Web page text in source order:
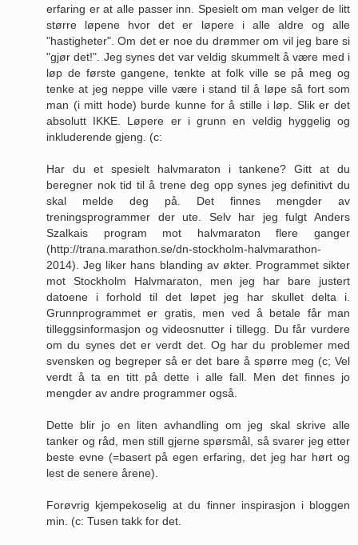
erfaring er at alle passer inn. Spesielt om man velger de litt
større løpene hvor det er løpere i alle aldre og alle
"hastigheter". Om det er noe du drømmer om vil jeg bare si
"gjør det!". Jeg synes det var veldig skummelt å være med i
løp de første gangene, tenkte at folk ville se på meg og
tenke at jeg neppe ville være i stand til å løpe så fort som
man (i mitt hode) burde kunne for å stille i løp. Slik er det
absolutt IKKE. Løpere er i grunn en veldig hyggelig og
inkluderende gjeng. (c:
Har du et spesielt halvmaraton i tankene? Gitt at du
beregner nok tid til å trene deg opp synes jeg definitivt du
skal melde deg på. Det finnes mengder av
treningsprogrammer der ute. Selv har jeg fulgt Anders
Szalkais program mot halvmaraton flere ganger
(http://trana.marathon.se/dn-stockholm-halvmarathon-
2014). Jeg liker hans blanding av økter. Programmet sikter
mot Stockholm Halvmaraton, men jeg har bare justert
datoene i forhold til det løpet jeg har skullet delta i.
Grunnprogrammet er gratis, men ved å betale får man
tilleggsinformasjon og videosnutter i tillegg. Du får vurdere
om du synes det er verdt det. Og har du problemer med
svensken og begreper så er det bare å spørre meg (c; Vel
verdt å ta en titt på dette i alle fall. Men det finnes jo
mengder av andre programmer også.
Dette blir jo en liten avhandling om jeg skal skrive alle
tanker og råd, men still gjerne spørsmål, så svarer jeg etter
beste evne (=basert på egen erfaring, det jeg har hørt og
lest de senere årene).
Forøvrig kjempekoselig at du finner inspirasjon i bloggen
min. (c: Tusen takk for det.